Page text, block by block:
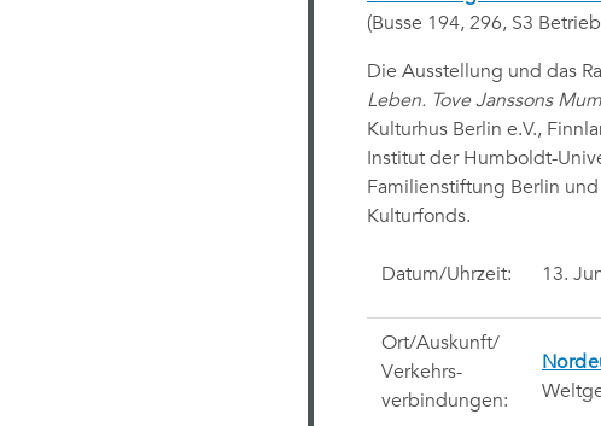
(Busse 194, 296, S3
Die Ausstellung und das
Leben. Tove Janssons
Kulturhus Berlin e.V.,
Institut der Humboldt-
Familienstiftung Berlin
Kulturfonds.
Datum/Uhrzeit: 13.
Ort/Auskunft/
Verkehrs-
verbindungen: